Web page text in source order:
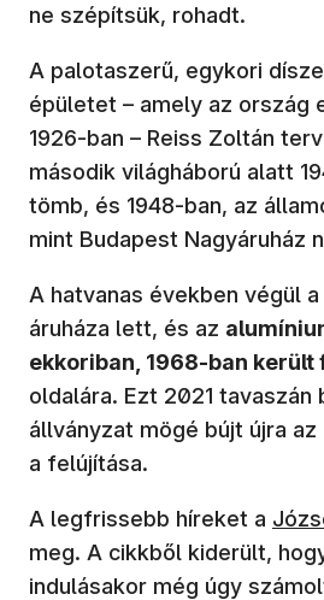
ne szépítsük, rohadt.
A palotaszerű, egykori
épületet – amely az ország
1926-ban – Reiss Zoltán
második világháború alatt
tömb, és 1948-ban, az
mint Budapest Nagyáruház
A hatvanas években végül a
áruháza lett, és az
ekkoriban, 1968-ban került
oldalára. Ezt 2021
állványzat mögé bújt újra
a felújítása.
A legfrissebb híreket a (új
meg. A cikkből kiderült,
indulásakor még úgy